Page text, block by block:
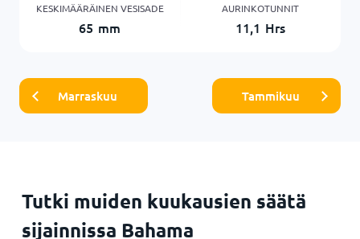
KESKIMÄÄRÄINEN VESISADE
65 mm
AURINKOTUNNIT
11,1 Hrs
Marraskuu Tammikuu
Tutki muiden kuukausien säätä
sijainnissa Bahama